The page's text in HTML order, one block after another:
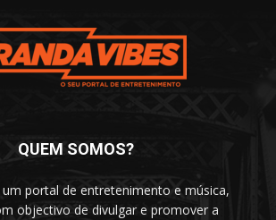
QUEM SOMOS?
um portal de entretenimento e música,
objectivo de divulgar e promover a